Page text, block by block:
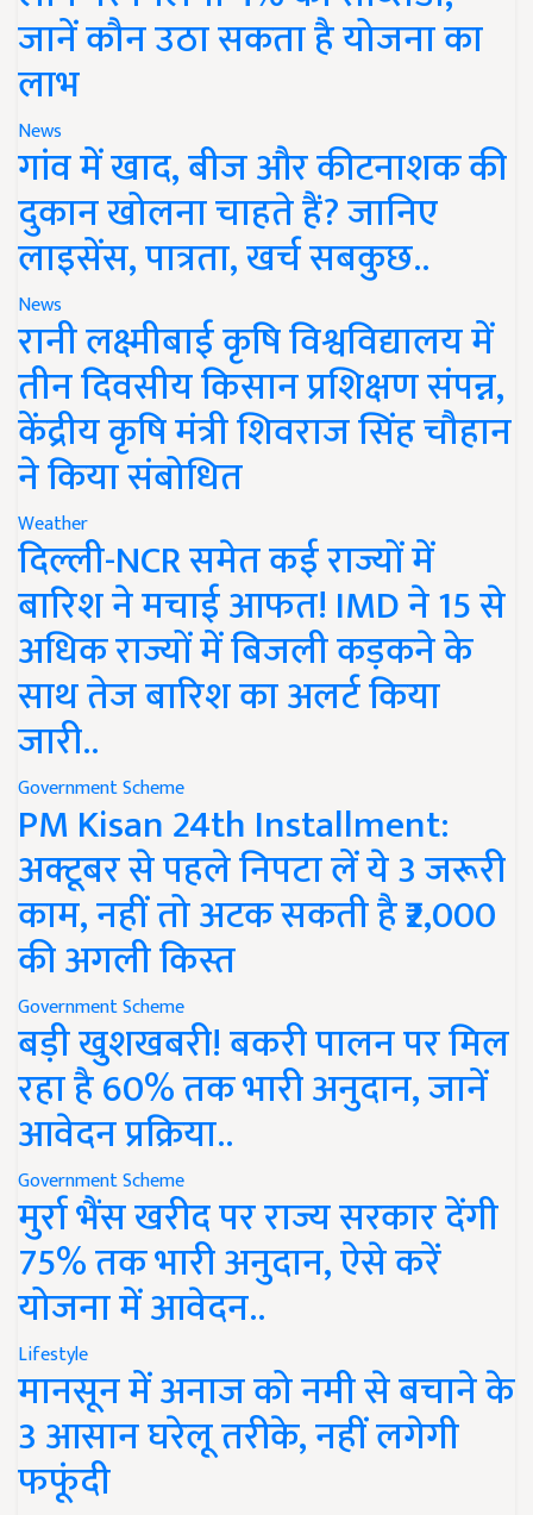
जानें कौन उठा सकता है योजना का
लाभ
News
गांव में खाद, बीज और कीटनाशक की
दुकान खोलना चाहते हैं? जानिए
लाइसेंस, पात्रता, खर्च सबकुछ..
News
रानी लक्ष्मीबाई कृषि विश्वविद्यालय में
तीन दिवसीय किसान प्रशिक्षण संपन्न,
केंद्रीय कृषि मंत्री शिवराज सिंह चौहान
ने किया संबोधित
Weather
दिल्ली-NCR समेत कई राज्यों में
बारिश ने मचाई आफत! IMD ने 15 से
अधिक राज्यों में बिजली कड़कने के
साथ तेज बारिश का अलर्ट किया
जारी..
Government Scheme
PM Kisan 24th Installment:
अक्टूबर से पहले निपटा लें ये 3 जरूरी
काम, नहीं तो अटक सकती है ₹2,000
की अगली किस्त
Government Scheme
बड़ी खुशखबरी! बकरी पालन पर मिल
रहा है 60% तक भारी अनुदान, जानें
आवेदन प्रक्रिया..
Government Scheme
मुर्रा भैंस खरीद पर राज्य सरकार देंगी
75% तक भारी अनुदान, ऐसे करें
योजना में आवेदन..
Lifestyle
मानसून में अनाज को नमी से बचाने के
3 आसान घरेलू तरीके, नहीं लगेगी
फफूंदी